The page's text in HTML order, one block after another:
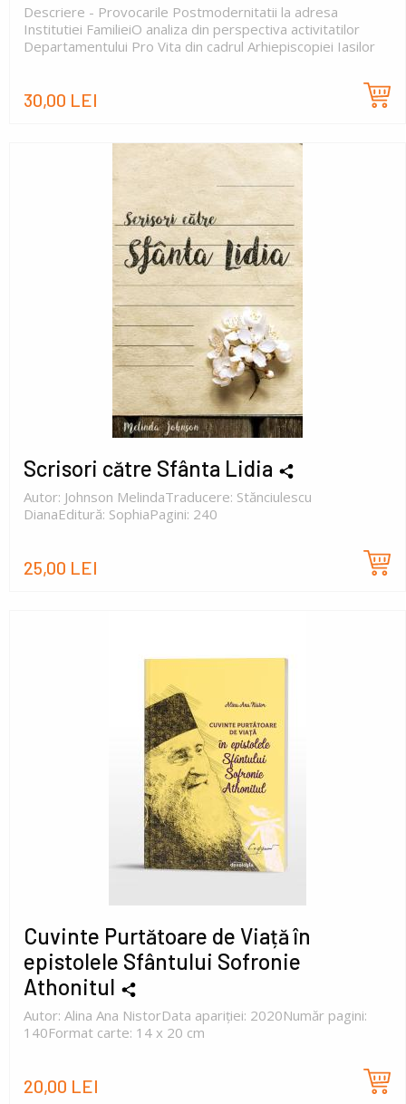
Descriere - Provocarile Postmodernitatii la adresa
Institutiei FamilieiO analiza din perspectiva activitatilor
Departamentului Pro Vita din cadrul Arhiepiscopiei Iasilor
30,00 LEI
Scrisori către Sfânta Lidia
Autor: Johnson MelindaTraducere: Stănciulescu
DianaEditură: SophiaPagini: 240
25,00 LEI
Cuvinte Purtătoare de Viață în
epistolele Sfântului Sofronie
Athonitul
Autor: Alina Ana NistorData apariției: 2020Număr pagini:
140Format carte: 14 x 20 cm
20,00 LEI